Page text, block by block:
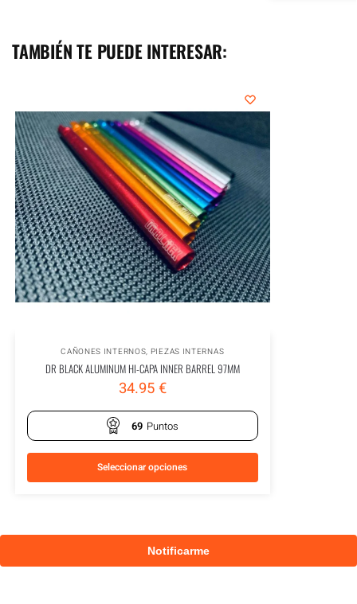
TAMBIÉN TE PUEDE INTERESAR:
CAÑONES INTERNOS, PIEZAS INTERNAS
DR BLACK ALUMINUM HI-CAPA INNER BARREL 97MM
34.95€
69 Puntos
Seleccionar opciones